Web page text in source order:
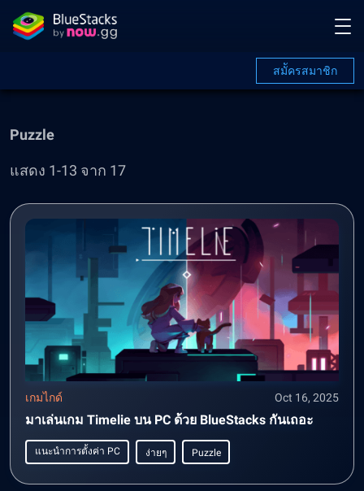
สมััครสมาชิก
Puzzle
แสดง 1-13 จาก 17
เกมไกด์ Oct 16, 2025
มาเล่นเกม Timelie บน PC ด้วย BlueStacks กันเถอะ
แนะนำการตั้งค่า PC ง่ายๆ Puzzle